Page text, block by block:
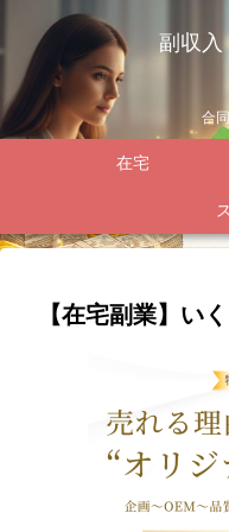
副収入
合
在宅
【在宅副業】い